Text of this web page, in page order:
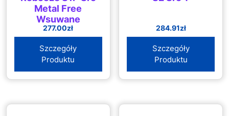
Metal Free
Wsuwane
277.00zł
Szczegóły
Produktu
284.91zł
Szczegóły
Produktu